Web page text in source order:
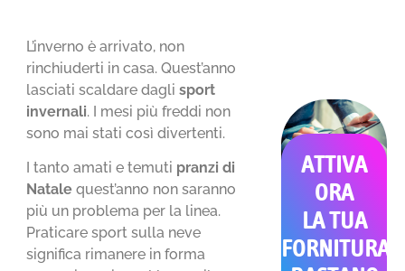
L’inverno è arrivato, non
rinchiuderti in casa. Quest’anno
lasciati scaldare daglisport
invernali. I mesi più freddi non
sono mai stati così divertenti.
I tanto amati e temuti pranzi di
Natale quest’anno non saranno
più un problema per la linea.
Praticare sport sulla neve
significa rimanere in forma
ATTIVA
ORA
LA TUA
FORNITURA